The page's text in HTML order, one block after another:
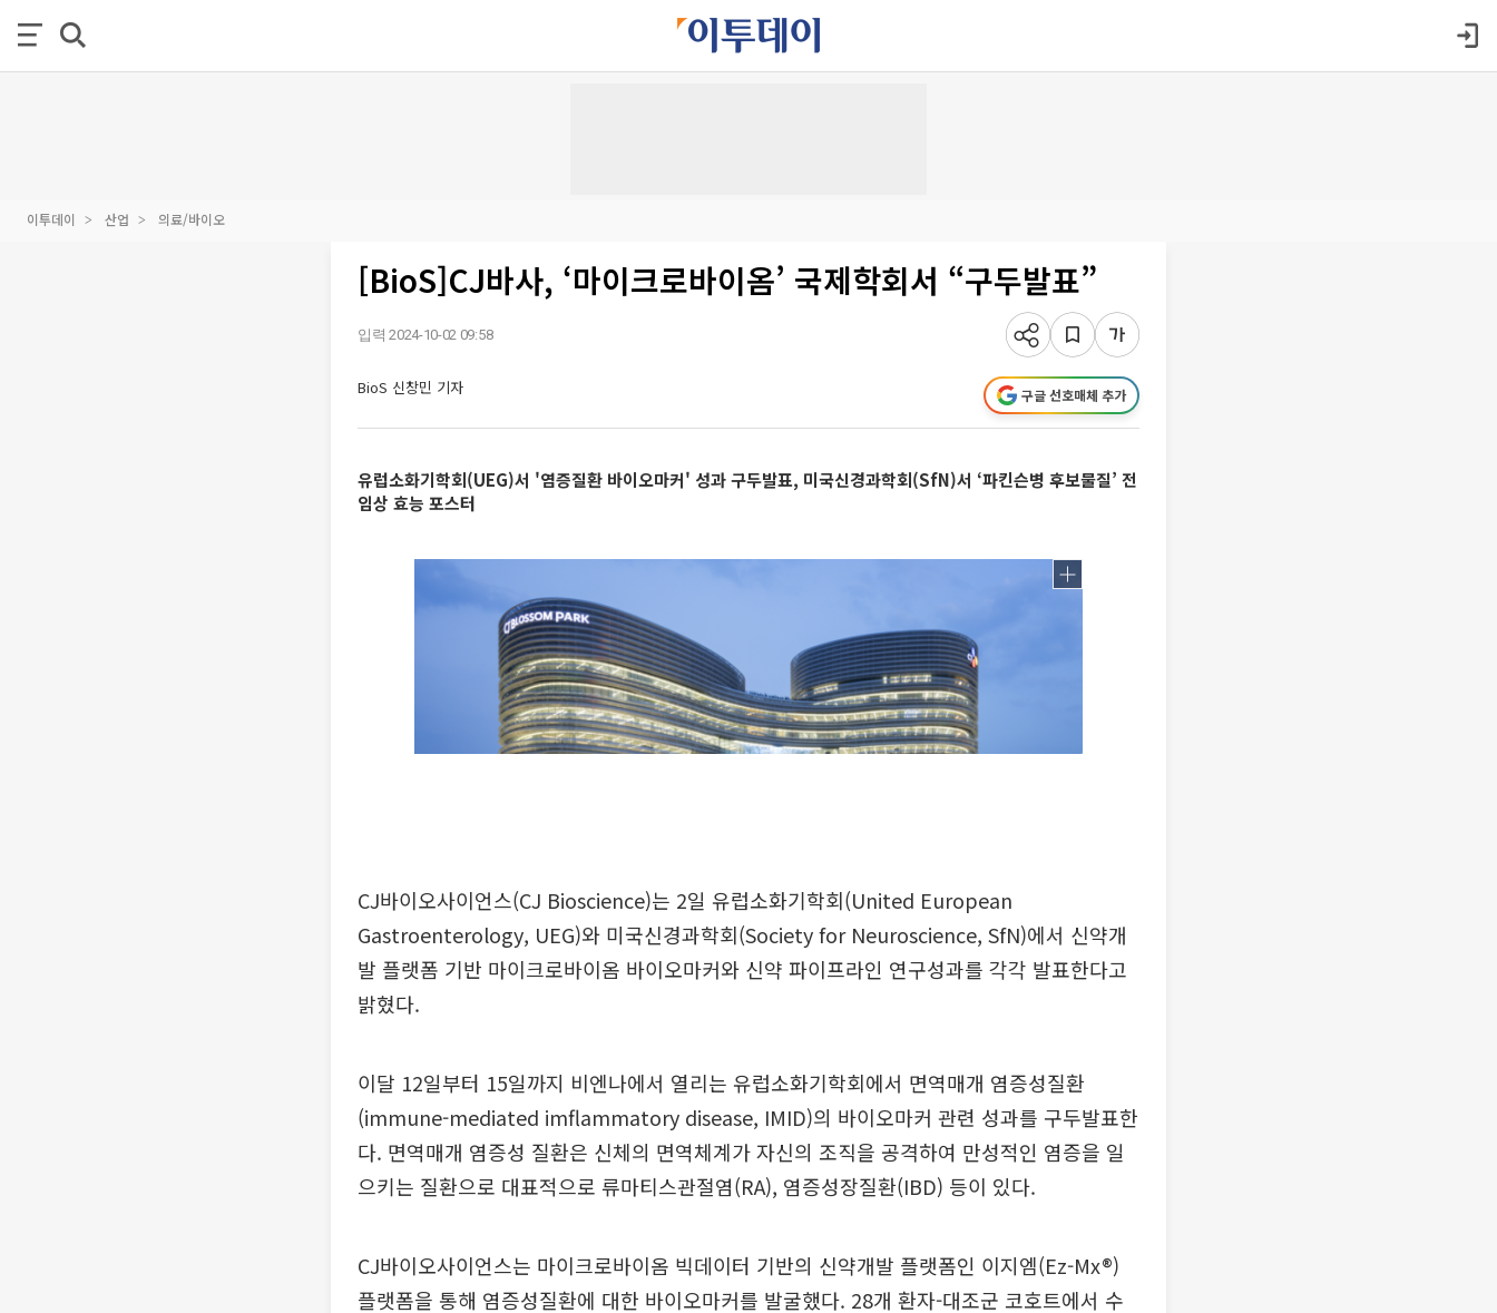
이투데이 산업 의료/바이오
[BioS]CJ바사, ‘마이크로바이옴’ 국제학회서 “구두발표”
입력 2024-10-02 09:58
BioS 신창민 기자 구글 선호매체 추가
유럽소화기학회(UEG)서 '염증질환 바이오마커' 성과 구두발표, 미국신경과학회(SfN)서 ‘파킨슨병 후보물질’ 전
임상 효능 포스터
CJ바이오사이언스(CJ Bioscience)는 2일 유럽소화기학회(United European
Gastroenterology, UEG)와 미국신경과학회(Society for Neuroscience, SfN)에서 신약개
발 플랫폼 기반 마이크로바이옴 바이오마커와 신약 파이프라인 연구성과를 각각 발표한다고
밝혔다.
이달 12일부터 15일까지 비엔나에서 열리는 유럽소화기학회에서 면역매개 염증성질환
(immune-mediated imflammatory disease, IMID)의 바이오마커 관련 성과를 구두발표한
다. 면역매개 염증성 질환은 신체의 면역체계가 자신의 조직을 공격하여 만성적인 염증을 일
으키는 질환으로 대표적으로 류마티스관절염(RA), 염증성장질환(IBD) 등이 있다.
CJ바이오사이언스는 마이크로바이옴 빅데이터 기반의 신약개발 플랫폼인 이지엠(Ez-Mx®)
플랫폼을 통해 염증성질환에 대한 바이오마커를 발굴했다. 28개 환자-대조군 코호트에서 수